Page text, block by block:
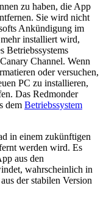
zu haben, die App
Sie wird nicht
Ankündigung im
installiert wird,
Betriebssystems
Channel. Wenn
oder versuchen,
PC zu installieren,
Das Redmonder
dem Betriebssystem
in einem zukünftigen
werden wird. Es
aus den
wahrscheinlich in
der stabilen Version